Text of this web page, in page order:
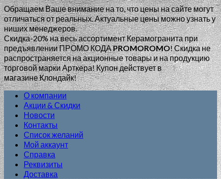
Обращаем Ваше внимание на то, что цены на сайте могут
отличаться от реальных. Актуальные цены можно узнать у
ниших менеджеров.
Скидка-20% на весь ассортимент Керамогранита при
предъявлении ПРОМО КОДАPROMOROMO!Скидка не
распространяется на акционные товары и на продукцию
торговой марки Арткера! Купон действует в
магазине Клондайк!
О компании
Акции & Скидки
Новости
Контакты
Список желаний
Мой аккаунт
Справка
Реквизиты
Доставка